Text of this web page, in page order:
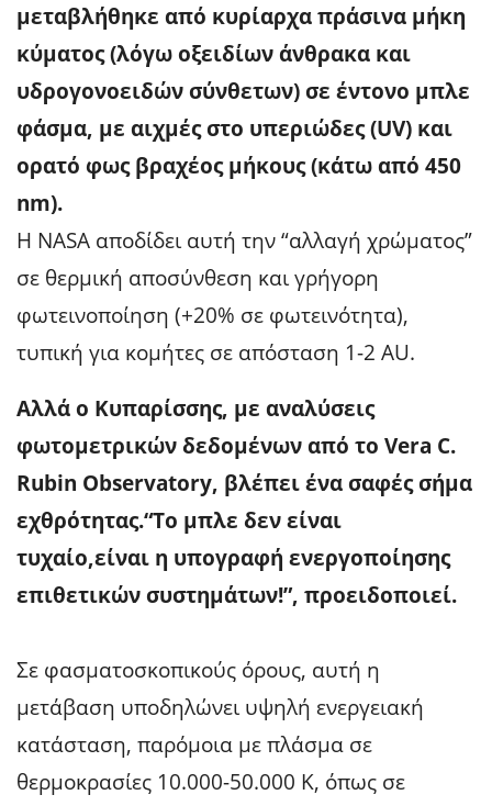
μεταβλήθηκε από κυρίαρχα πράσινα μήκη
κύματος (λόγω οξειδίων άνθρακα και
υδρογονοειδών σύνθετων) σε έντονο μπλε
φάσμα, με αιχμές στο υπεριώδες (UV) και
ορατό φως βραχέος μήκους (κάτω από 450
nm).
Η NASA αποδίδει αυτή την “αλλαγή χρώματος”
σε θερμική αποσύνθεση και γρήγορη
φωτεινοποίηση (+20% σε φωτεινότητα),
τυπική για κομήτες σε απόσταση 1-2 AU.
Αλλά ο Κυπαρίσσης, με αναλύσεις
φωτομετρικών δεδομένων από το Vera C.
Rubin Observatory, βλέπειένα σαφές σήμα
εχθρότητας.“Το μπλε δεν είναι
τυχαίο,είναι η υπογραφή ενεργοποίησης
επιθετικών συστημάτων!”, προειδοποιεί.
Σε φασματοσκοπικούς όρους, αυτή η
μετάβαση υποδηλώνει υψηλή ενεργειακή
κατάσταση, παρόμοια με πλάσμα σε
θερμοκρασίες 10.000-50.000 K, όπως σε